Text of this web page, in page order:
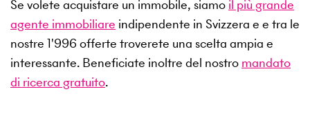
Se volete acquistare un immobile, siamo il più grande
agente immobiliare indipendente in Svizzera e e tra le
nostre 1'996 offerte troverete una scelta ampia e
interessante. Beneficiate inoltre del nostro mandato
di ricerca gratuito.